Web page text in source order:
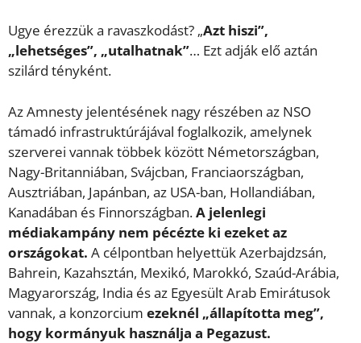
Ugye érezzük a ravaszkodást? „Azt hiszi”,
„lehetséges”, „utalhatnak”… Ezt adják elő aztán
szilárd tényként.
Az Amnesty jelentésének nagy részében az NSO
támadó infrastruktúrájával foglalkozik, amelynek
szerverei vannak többek között Németországban,
Nagy-Britanniában, Svájcban, Franciaországban,
Ausztriában, Japánban, az USA-ban, Hollandiában,
Kanadában és Finnországban.A jelenlegi
médiakampány nem pécézte ki ezeket az
országokat. A célpontban helyettük Azerbajdzsán,
Bahrein, Kazahsztán, Mexikó, Marokkó, Szaúd-Arábia,
Magyarország, India és az Egyesült Arab Emirátusok
vannak, a konzorcium ezeknél „állapította meg”,
hogy kormányuk használja a Pegazust.